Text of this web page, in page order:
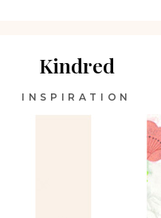
Kindred
INSPIRATION